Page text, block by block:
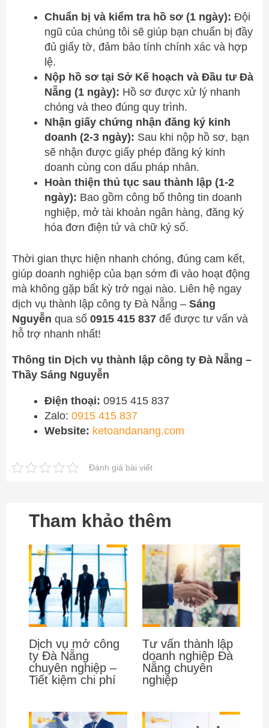
Chuẩn bị và kiểm tra hồ sơ (1 ngày): Đội
ngũ của chúng tôi sẽ giúp bạn chuẩn bị đầy
đủ giấy tờ, đảm bảo tính chính xác và hợp
lệ.
Nộp hồ sơ tại Sở Kế hoạch và Đầu tư Đà
Nẵng (1 ngày): Hồ sơ được xử lý nhanh
chóng và theo đúng quy trình.
Nhận giấy chứng nhận đăng ký kinh
doanh (2-3 ngày): Sau khi nộp hồ sơ, bạn
sẽ nhận được giấy phép đăng ký kinh
doanh cùng con dấu pháp nhân.
Hoàn thiện thủ tục sau thành lập (1-2
ngày): Bao gồm công bố thông tin doanh
nghiệp, mở tài khoản ngân hàng, đăng ký
hóa đơn điện tử và chữ ký số.
Thời gian thực hiện nhanh chóng, đúng cam kết,
giúp doanh nghiệp của bạn sớm đi vào hoạt động
mà không gặp bất kỳ trở ngại nào. Liên hệ ngay
dịch vụ thành lập công ty Đà Nẵng – Sáng
Nguyễn qua số 0915 415 837để được tư vấn và
hỗ trợ nhanh nhất!
Thông tin Dịch vụ thành lập công ty Đà Nẵng –
Thầy Sáng Nguyễn
Điện thoại: 0915 415 837
Zalo: 0915 415 837
Website: ketoandanang.com
Đánh giá bài viết
Tham khảo thêm
Dịch vụ mở công
ty Đà Nẵng
chuyên nghiệp –
Tiết kiệm chi phí
Tư vấn thành lập
doanh nghiệp Đà
Nẵng chuyên
nghiệp